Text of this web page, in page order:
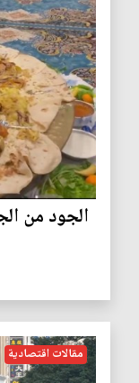
الجود من
مقالات اقتصادية